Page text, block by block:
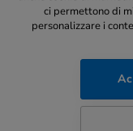
ci permettono di
personalizzare i